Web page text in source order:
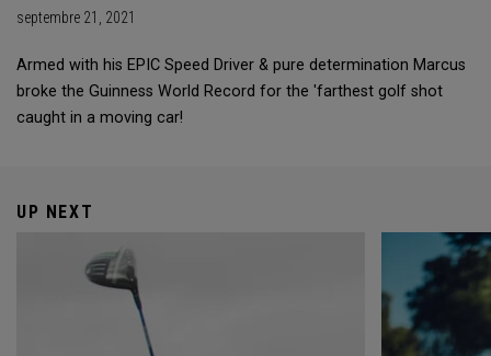
septembre 21, 2021
Armed with his EPIC Speed Driver & pure determination Marcus
broke the Guinness World Record for the 'farthest golf shot
caught in a moving car!
UP NEXT